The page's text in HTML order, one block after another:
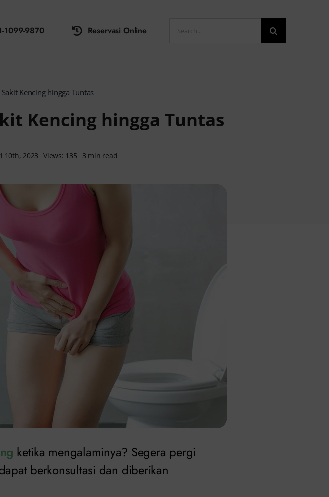
1099-9870 Reservasi Online
for:
Kencing hingga Tuntas
Kencing hingga Tuntas
10th, 2023 Views: 135 3 min read
ketika mengalaminya? Segera pergi
berkonsultasi dan diberikan